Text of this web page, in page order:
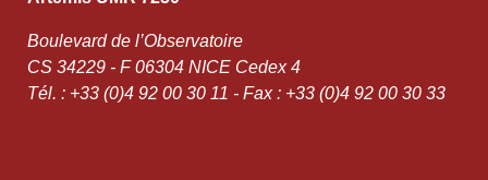
Boulevard de l’Observatoire
CS 34229 - F 06304 NICE Cedex 4
Tél. : +33 (0)4 92 00 30 11 - Fax : +33 (0)4 92 00 30 33